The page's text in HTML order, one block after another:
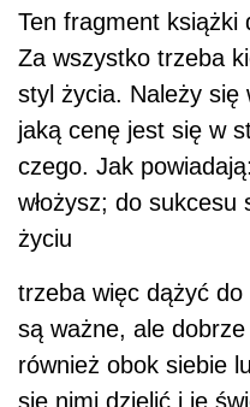
Ten fragment książki
Za wszystko trzeba
styl życia. Należy się
jaką cenę jest się w
czego. Jak
włożysz; do sukcesu
życiu
trzeba więc dążyć
są ważne, ale
również obok siebie
się nimi dzielić i je